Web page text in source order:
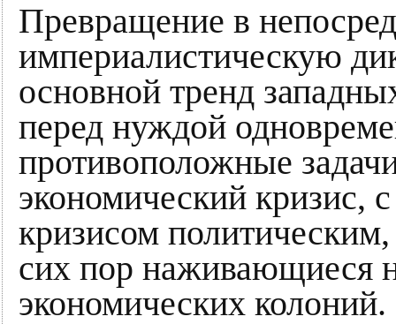
Превращение в
империалистическую
основной тренд
перед нуждой
противоположные
экономический кризис,
кризисом
сих пор наживающиеся
экономических колоний.